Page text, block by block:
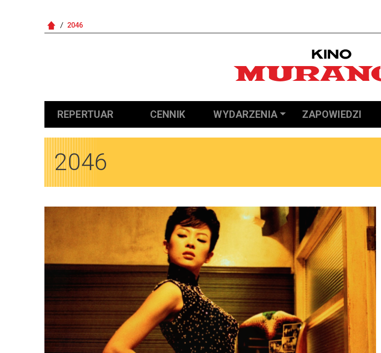
2046
Główna nawigacja
REPERTUAR CENNIK WYDARZENIA ZAPOWIEDZI
2046
Obrazy
Obrazy
Obrazy